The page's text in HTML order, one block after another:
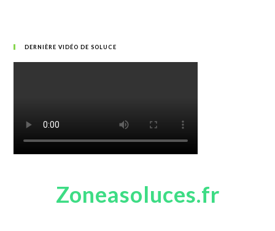
DERNIÈRE VIDÉO DE SOLUCE
Zoneasoluces.fr